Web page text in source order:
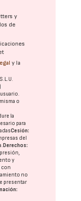
y
de
y la
o
la
para
Cesión:
del
Derechos:
y
con
no
presentar